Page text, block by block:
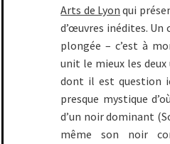
Arts de Lyon qui
d’œuvres inédites. Un
plongée – c’est à
unit le mieux les
dont il est question
presque mystique
d’un noir dominant
même son noir